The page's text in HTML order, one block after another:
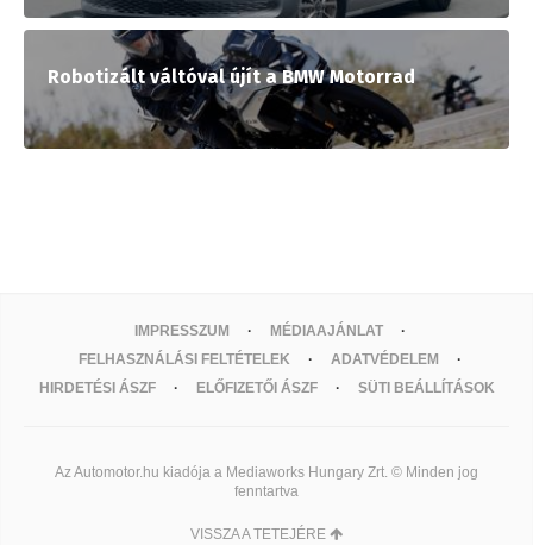
Robotizált váltóval újít a BMW Motorrad
IMPRESSZUM
MÉDIAAJÁNLAT
FELHASZNÁLÁSI FELTÉTELEK
ADATVÉDELEM
HIRDETÉSI ÁSZF
ELŐFIZETŐI ÁSZF SÜTI BEÁLLÍTÁSOK
Az Automotor.hu kiadója a Mediaworks Hungary Zrt. © Minden jog
fenntartva
VISSZA A TETEJÉRE